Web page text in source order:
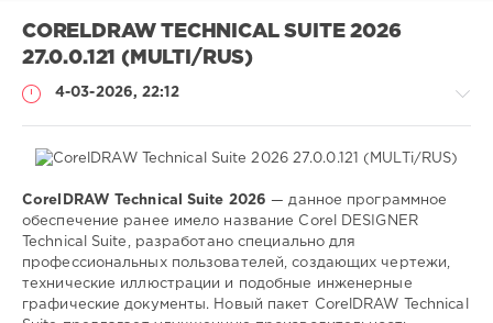
CORELDRAW TECHNICAL SUITE 2026
27.0.0.121 (MULTI/RUS)
4-03-2026, 22:12
SamDel
84
0
CorelDRAW Technical Suite 2026 — данное программное
обеспечение ранее имело название Corel DESIGNER
Technical Suite, разработано специально для
профессиональных пользователей, создающих чертежи,
технические иллюстрации и подобные инженерные
графические документы. Новый пакет CorelDRAW Technical